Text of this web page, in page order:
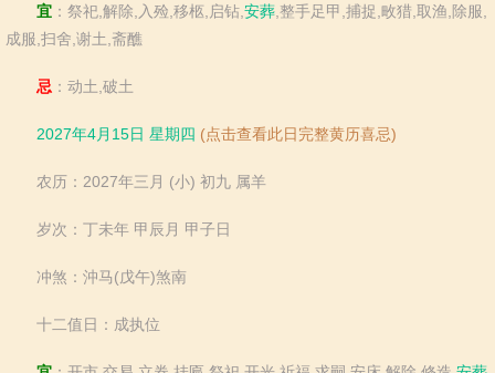
宜 ：祭祀,解除,入殓,移柩,启钻, 安葬 ,整手足甲,捕捉,畋猎,取渔,除服,
成服,扫舍,谢土,斋醮
忌 ：动土,破土
2027年4月15日 星期四 (点击查看此日完整黄历喜忌)
农历：2027年三月 (小) 初九 属羊
岁次：丁未年 甲辰月 甲子日
冲煞：沖马(戊午)煞南
十二值日：成执位